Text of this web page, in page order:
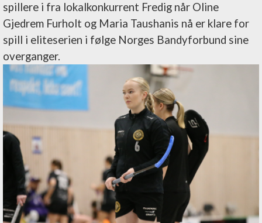
spillere i fra lokalkonkurrent Fredig når Oline
Gjedrem Furholt og Maria Taushanis nå er klare for
spill i eliteserien i følge Norges Bandyforbund sine
overganger.